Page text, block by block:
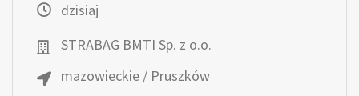
dzisiaj
STRABAG BMTI Sp. z o.o.
mazowieckie / Pruszków